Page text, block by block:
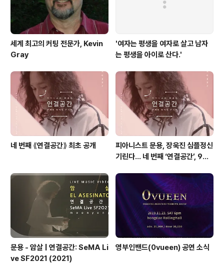
세계 최고의 커팅 전문가, Kevin
Gray
'여자는 평생을 여자로 살고 남자
는 평생을 아이로 산다.'
네 번째 ⟪연결공간⟫ 최초 공개
피아니스트 문용, 장욱진 심플정신
기린다… 네 번째 ‘연결공간’, 9월
문용 - 암살 | 연결공간: SeMA Li
ve SF2021 (2021)
영부인밴드(0vueen) 공연 소식